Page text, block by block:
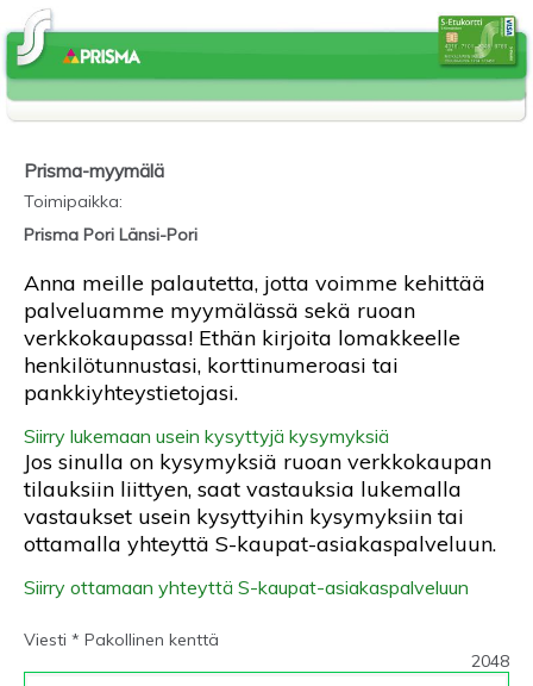
Prisma-myymälä
Toimipaikka:
Prisma Pori Länsi-Pori
Anna meille palautetta, jotta voimme kehittää
palveluamme myymälässä sekä ruoan
verkkokaupassa! Ethän kirjoita lomakkeelle
henkilötunnustasi, korttinumeroasi tai
pankkiyhteystietojasi.
Siirry lukemaan usein kysyttyjä kysymyksiä
Jos sinulla on kysymyksiä ruoan verkkokaupan
tilauksiin liittyen, saat vastauksia lukemalla
vastaukset usein kysyttyihin kysymyksiin tai
ottamalla yhteyttä S-kaupat-asiakaspalveluun.
Siirry ottamaan yhteyttä S-kaupat-asiakaspalveluun
Viesti * Pakollinen kenttä
2048